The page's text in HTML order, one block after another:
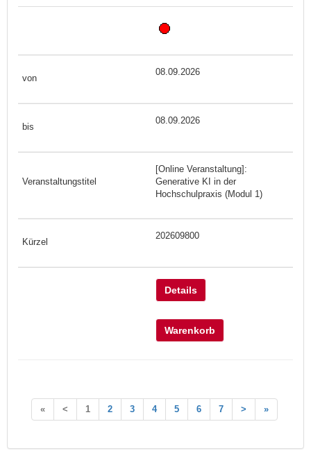
08.09.2026
08.09.2026
[Online Veranstaltung]:
Generative KI in der
Hochschulpraxis (Modul 1)
202609800
Details
Warenkorb
« < 1 2 3 4 5 6 7 > »